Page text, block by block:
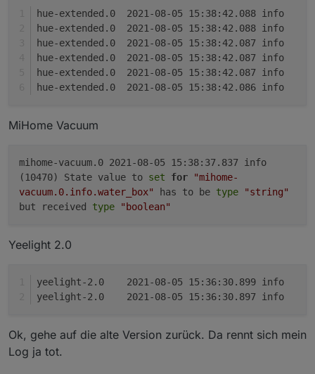
MiHome Vacuum
mihome-vacuum.0 2021-08-05 15:38:37.837 info
(10470) State value to set for
"mihome-
vacuum.0.info.water_box"
has to be type
"string"
but received type "boolean"
Yeelight 2.0
Ok, gehe auf die alte Version zurück. Da rennt sich mein
Log ja tot.